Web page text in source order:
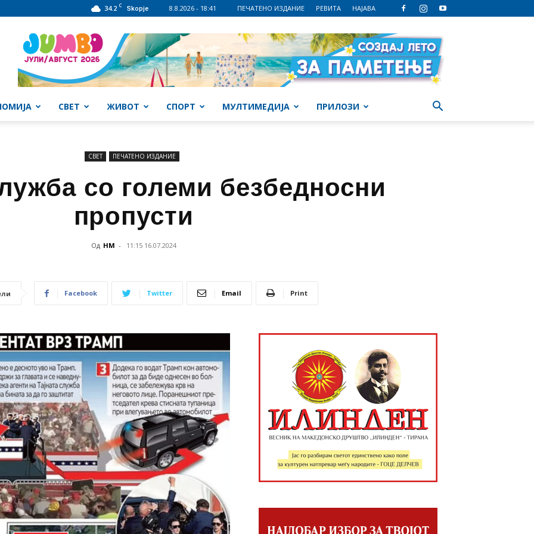
34.2 C Skopje 8.8.2026 - 18:41 ПЕЧАТЕНО ИЗДАНИЕ РЕВИТА НАЈАВА
СВЕТ ЖИВОТ СПОРТ МУЛТИМЕДИЈА ПРИЛОЗИ
СВЕТ ПЕЧАТЕНО ИЗДАНИЕ
со големи безбедносни
пропусти
Од НМ - 11:15 16.07.2024
Facebook Twitter Email Print